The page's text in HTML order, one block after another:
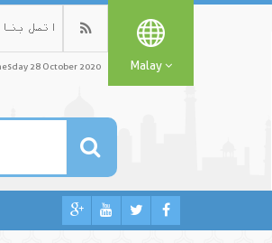
اتصل بنا
28 October 2020 Malay